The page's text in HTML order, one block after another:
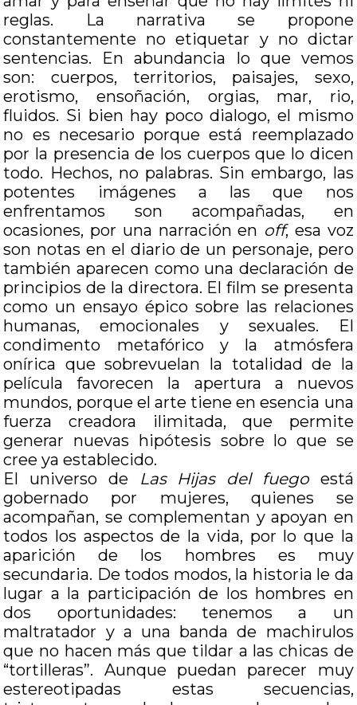
reglas. La narrativa se propone
constantemente no etiquetar y no dictar
sentencias. En abundancia lo que vemos
son: cuerpos, territorios, paisajes, sexo,
erotismo, ensoñación, orgias, mar, rio,
fluidos. Si bien hay poco dialogo, el mismo
no es necesario porque está reemplazado
por la presencia de los cuerpos que lo dicen
todo. Hechos, no palabras. Sin embargo, las
potentes imágenes a las que nos
enfrentamos son acompañadas, en
ocasiones, por una narración en off, esa voz
son notas en el diario de un personaje, pero
también aparecen como una declaración de
principios de la directora. El film se presenta
como un ensayo épico sobre las relaciones
humanas, emocionales y sexuales. El
condimento metafórico y la atmósfera
onírica que sobrevuelan la totalidad de la
película favorecen la apertura a nuevos
mundos, porque el arte tiene en esencia una
fuerza creadora ilimitada, que permite
generar nuevas hipótesis sobre lo que se
cree ya establecido.
El universo de Las Hijas del fuegoestá
gobernado por mujeres, quienes se
acompañan, se complementan y apoyan en
todos los aspectos de la vida, por lo que la
aparición de los hombres es muy
secundaria. De todos modos, la historia le da
lugar a la participación de los hombres en
dos oportunidades: tenemos a un
maltratador y a una banda de machirulos
que no hacen más que tildar a las chicas de
“tortilleras”. Aunque puedan parecer muy
estereotipadas estas secuencias,